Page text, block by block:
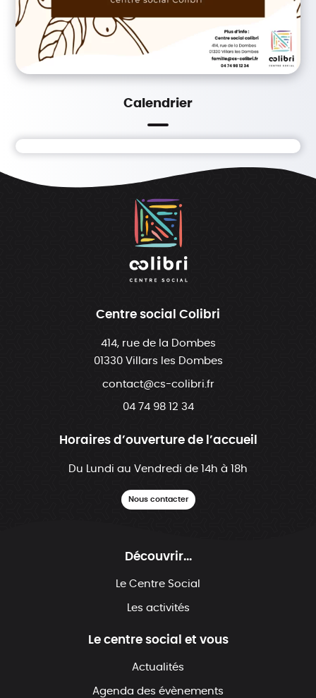
Calendrier
Centre social Colibri
414, rue de la Dombes
01330 Villars les Dombes
contact@cs-colibri.fr
04 74 98 12 34
Horaires d’ouverture de l’accueil
Du Lundi au Vendredi de 14h à 18h
Nous contacter
Découvrir...
Le Centre Social
Les activités
Le centre social et vous
Actualités
Agenda des évènements